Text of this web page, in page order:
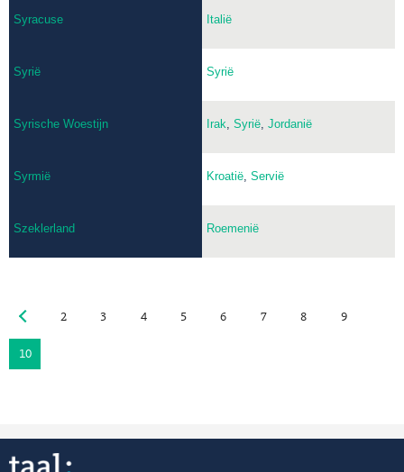
Syracuse Italië
Syrië Syrië
Syrische Woestijn Irak, Syrië, Jordanië
Syrmië Kroatië, Servië
Szeklerland Roemenië
2 3 4 5 6 7 8 9
10